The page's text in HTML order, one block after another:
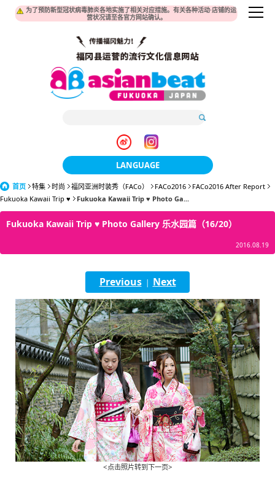
为了预防新型冠状病毒肺炎各地实施了相关对应措施。有关各种活动·店铺的运
营状况请至各官方网站确认。
LANGUAGE
日本語
한국어
English
ภาษาไทย
tiéng Viêt
Bahasa Indonesia
首页 特集 时尚 福冈亚洲时装秀（FACo） FACo2016
FACo2016 After Report
Fukuoka Kawaii Trip ♥
Fukuoka Kawaii Trip ♥ Photo Ga...
Fukuoka Kawaii Trip ♥ Photo Gallery 乐水园篇（16/20）
2016.08.19
Previous| Next
<点击照片转到下一页>